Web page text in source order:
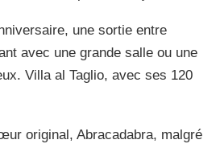
une sortie entre
avec une grande salle ou une
Villa al Taglio, avec ses 120
original, Abracadabra, malgré